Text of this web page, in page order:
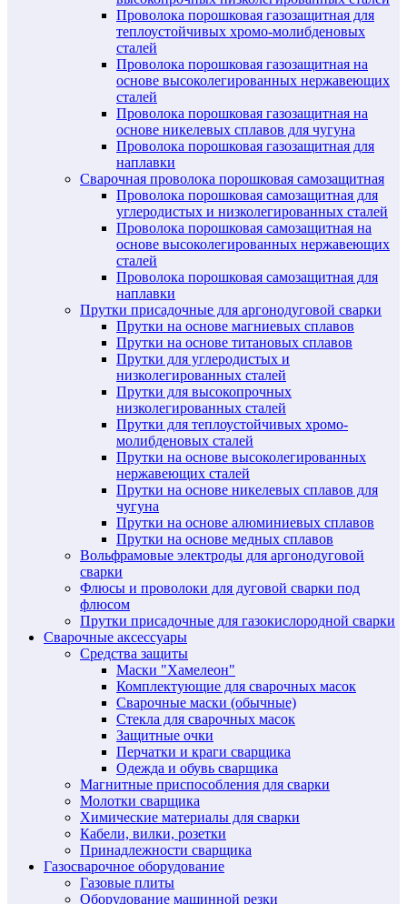
Проволока порошковая газозащитная для
теплоустойчивых хромо-молибденовых
сталей
Проволока порошковая газозащитная на
основе высоколегированных нержавеющих
сталей
Проволока порошковая газозащитная на
основе никелевых сплавов для чугуна
Проволока порошковая газозащитная для
наплавки
Сварочная проволока порошковая самозащитная
Проволока порошковая самозащитная для
углеродистых и низколегированных сталей
Проволока порошковая самозащитная на
основе высоколегированных нержавеющих
сталей
Проволока порошковая самозащитная для
наплавки
Прутки присадочные для аргонодуговой сварки
Прутки на основе магниевых сплавов
Прутки на основе титановых сплавов
Прутки для углеродистых и
низколегированных сталей
Прутки для высокопрочных
низколегированных сталей
Прутки для теплоустойчивых хромо-
молибденовых сталей
Прутки на основе высоколегированных
нержавеющих сталей
Прутки на основе никелевых сплавов для
чугуна
Прутки на основе алюминиевых сплавов
Прутки на основе медных сплавов
Вольфрамовые электроды для аргонодуговой
сварки
Флюсы и проволоки для дуговой сварки под
флюсом
Прутки присадочные для газокислородной сварки
Сварочные аксессуары
Средства защиты
Маски "Хамелеон"
Комплектующие для сварочных масок
Сварочные маски (обычные)
Стекла для сварочных масок
Защитные очки
Перчатки и краги сварщика
Одежда и обувь сварщика
Магнитные приспособления для сварки
Молотки сварщика
Химические материалы для сварки
Кабели, вилки, розетки
Принадлежности сварщика
Газосварочное оборудование
Газовые плиты
Оборудование машинной резки